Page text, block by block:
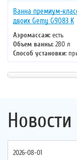
Ванна премиум-
двоих Gemy G9083 K
Аэромассаж: есть
Объем ванны: 280 л
Способ установки:
Хромотерапия: есть
Длина: 180 см
Ширина: 122 см
2026-08-01